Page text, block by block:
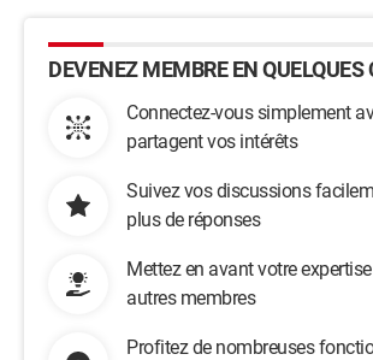
DEVENEZ MEMBRE EN QUELQUES
Connectez-vous simplement
partagent vos intérêts
Suivez vos discussions
plus de réponses
Mettez en avant votre
autres membres
Profitez de nombreuses